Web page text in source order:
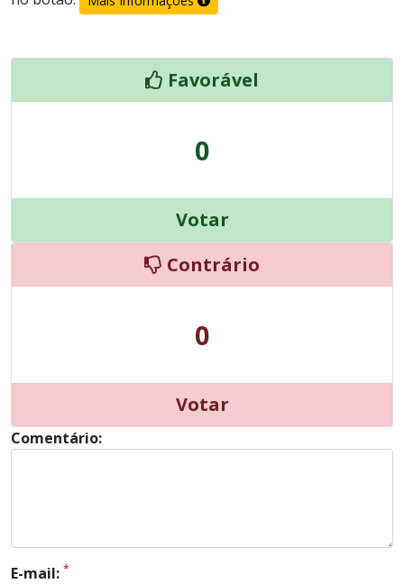
Favorável
0
Votar
Contrário
0
Votar
Comentário:
E-mail: *